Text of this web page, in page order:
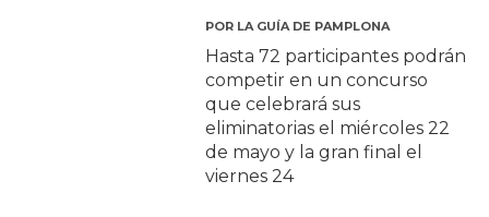
POR LA GUÍA DE PAMPLONA
Hasta 72 participantes podrán
competir en un concurso
que celebrará sus
eliminatorias el miércoles 22
de mayo y la gran final el
viernes 24